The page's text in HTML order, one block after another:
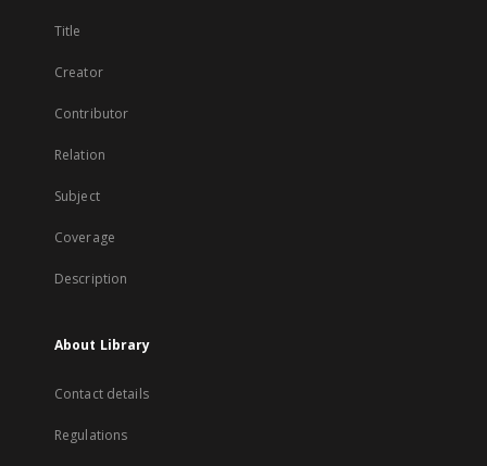
Title
Creator
Contributor
Relation
Subject
Coverage
Description
About Library
Contact details
Regulations